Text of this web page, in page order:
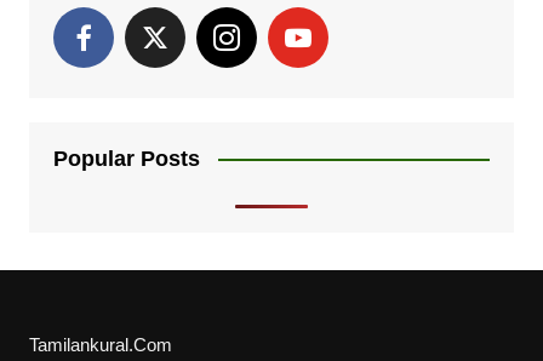
Popular Posts
Tamilankural.Com